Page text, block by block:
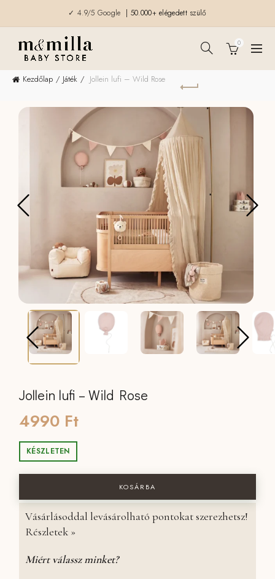
✓ 4.9/5 Google | 50.000+ elégedett szülő
0
Kezdőlap Játék Jollein lufi – Wild Rose
Jollein lufi – Wild Rose
4990 Ft
KÉSZLETEN
Jollein lufi - Wild Rose mennyiség
KOSÁRBA
Vásárlásoddal levásárolható pontokat szerezhetsz!
Részletek »
Miért válassz minket?